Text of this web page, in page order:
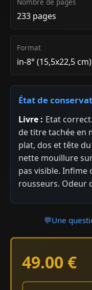
233 pages
Format
in-8° (15,5x22,5 cm)
État de
Livre : Etat
de titre tachée en
plat, dos et tête
nette mouillure
pas visible. Infime
rousseurs. Odeur
💬Une
49.00 €